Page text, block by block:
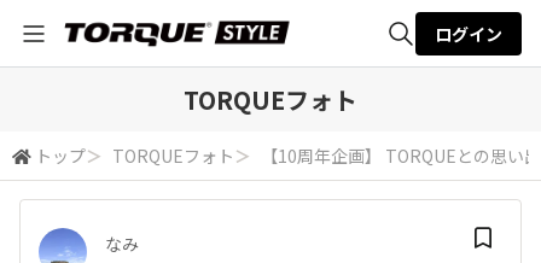
検索
ログイン
TORQUEフォト
トップ＞ TORQUEフォト ＞ 【10周年企画】 TORQUEとの思い出
なみ